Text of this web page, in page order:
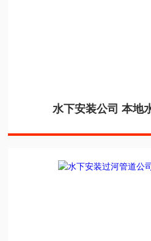
水下安装公司 本地